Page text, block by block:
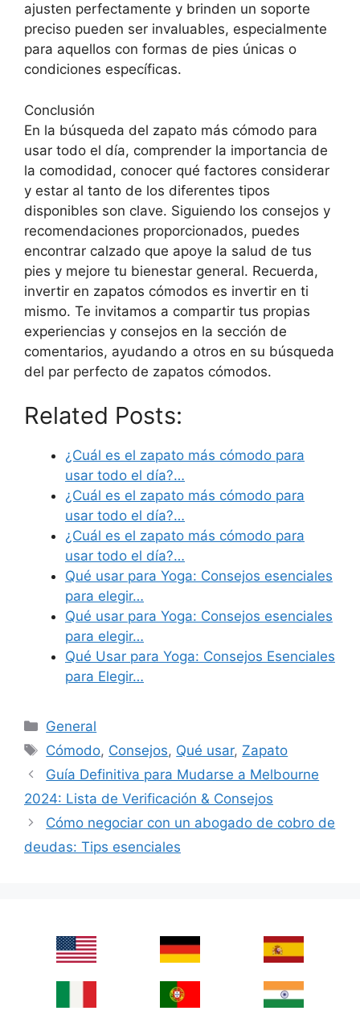
ajusten perfectamente y brinden un soporte
preciso pueden ser invaluables, especialmente
para aquellos con formas de pies únicas o
condiciones específicas.
Conclusión
En la búsqueda del zapato más cómodo para
usar todo el día, comprender la importancia de
la comodidad, conocer qué factores considerar
y estar al tanto de los diferentes tipos
disponibles son clave. Siguiendo los consejos y
recomendaciones proporcionados, puedes
encontrar calzado que apoye la salud de tus
pies y mejore tu bienestar general. Recuerda,
invertir en zapatos cómodos es invertir en ti
mismo. Te invitamos a compartir tus propias
experiencias y consejos en la sección de
comentarios, ayudando a otros en su búsqueda
del par perfecto de zapatos cómodos.
Related Posts:
¿Cuál es el zapato más cómodo para
usar todo el día?…
¿Cuál es el zapato más cómodo para
usar todo el día?…
¿Cuál es el zapato más cómodo para
usar todo el día?…
Qué usar para Yoga: Consejos esenciales
para elegir…
Qué usar para Yoga: Consejos esenciales
para elegir…
Qué Usar para Yoga: Consejos Esenciales
para Elegir…
Categories
General
Tags
Cómodo, Consejos, Qué usar, Zapato
Guía Definitiva para Mudarse a Melbourne
2024: Lista de Verificación & Consejos
Cómo negociar con un abogado de cobro de
deudas: Tips esenciales